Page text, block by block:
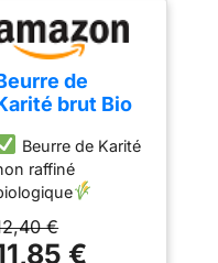
de
brut Bio
- biologique
sans additifs -
raffiné -
au
-100%
Beurre de Karité
raffiné
Cosmos
et certifié
€
€